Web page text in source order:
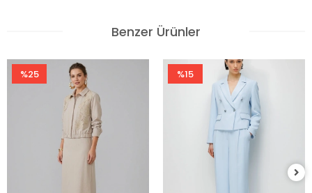
Benzer Ürünler
%25 %15